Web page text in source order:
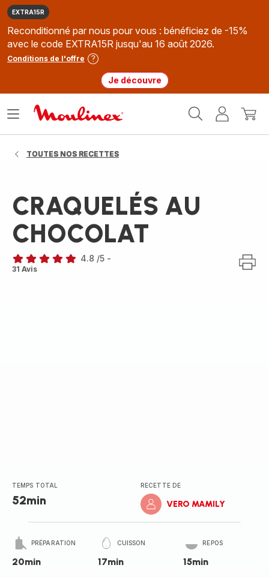
EXTRA15R
Reconditionné par nous pour vous : bénéficiez de -15%
avec le code EXTRA15R jusqu'au 16 août 2026.
Conditions de l'offre
Je découvre
MonMon
Ouvrir
TOUTES NOS RECETTES
CRAQUELÉS AU
CHOCOLAT
ratings.4.8
4.8 /5 -
31 Avis
TEMPS TOTAL
52min
RECETTE DE
VERO MAMILY
PRÉPARATION
20min
CUISSON
17min
REPOS
15min